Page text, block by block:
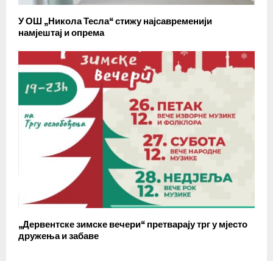
У ОШ „Никола Тесла“ стижу најсавременији
намјештај и опрема
„Дервентске зимске вечери“ претварају трг у мјесто
дружења и забаве